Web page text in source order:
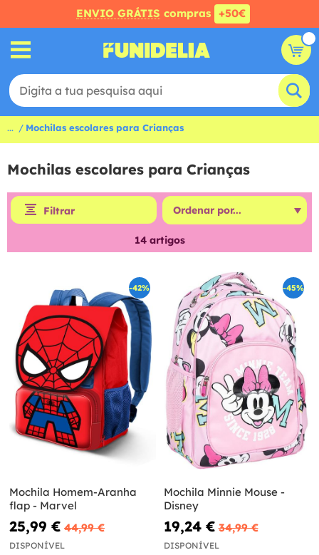
ENVIO GRÁTIS compras +50€
... Mochilas escolares para Crianças
Mochilas escolares para Crianças
Filtrar
14artigos
-42%
Mochila Homem-Aranha
flap - Marvel
25,99 € 44,99 €
DISPONÍVEL
-45%
Mochila Minnie Mouse -
Disney
19,24 € 34,99 €
DISPONÍVEL